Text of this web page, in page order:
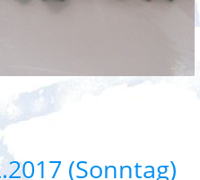
(Sonntag)